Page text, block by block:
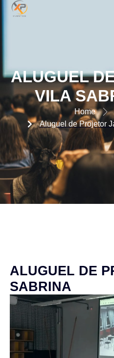
ALUGUEL
VILA
Home
Aluguel de Projetor
ALUGUEL DE
SABRINA